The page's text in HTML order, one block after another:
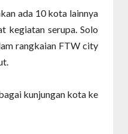
ada 10 kota lainnya
kegiatan serupa. Solo
rangkaian FTW city
kunjungan kota ke